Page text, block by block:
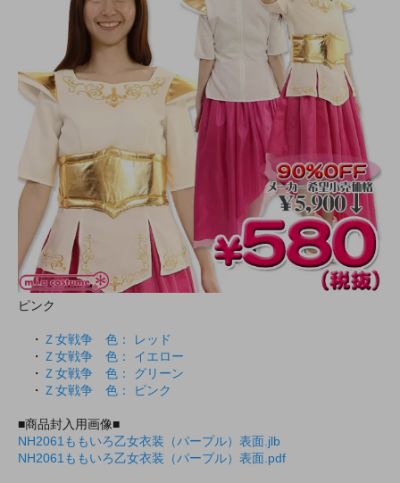
ピンク
・
Ｚ女戦争 色： レッド
・
Ｚ女戦争 色： イエロー
・
Ｚ女戦争 色： グリーン
・
Ｚ女戦争 色： ピンク
■商品封入用画像■
NH2061ももいろ乙女衣装（パープル）表面.jlb
NH2061ももいろ乙女衣装（パープル）表面.pdf